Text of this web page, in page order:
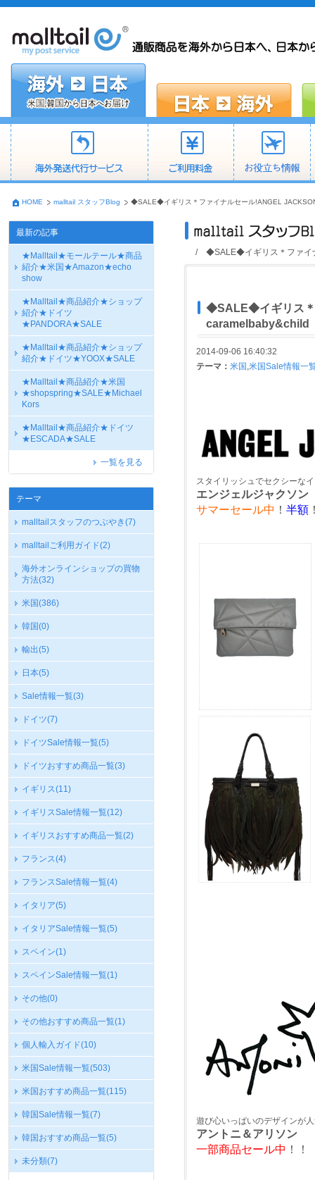
HOME malltail スタッフBlog ◆SALE◆イギリス＊ファイナルセール!ANGEL
最新の記事
★Malltail★モールテール★商品
紹介★米国★Amazon★echo
show
★Malltail★商品紹介★ショップ
紹介★ドイツ
★PANDORA★SALE
★Malltail★商品紹介★ショップ
紹介★ドイツ★YOOX★SALE
★Malltail★商品紹介★米国
★shopspring★SALE★Michael
Kors
★Malltail★商品紹介★ドイツ
★ESCADA★SALE
一覧を見る
テーマ
malltailスタッフのつぶやき(7)
malltailご利用ガイド(2)
海外オンラインショップの買物
方法(32)
米国(386)
韓国(0)
輸出(5)
日本(5)
Sale情報一覧(3)
ドイツ(7)
ドイツSale情報一覧(5)
ドイツおすすめ商品一覧(3)
イギリス(11)
イギリスSale情報一覧(12)
イギリスおすすめ商品一覧(2)
フランス(4)
フランスSale情報一覧(4)
イタリア(5)
イタリアSale情報一覧(5)
スペイン(1)
スペインSale情報一覧(1)
その他(0)
その他おすすめ商品一覧(1)
個人輸入ガイド(10)
米国Sale情報一覧(503)
米国おすすめ商品一覧(115)
韓国Sale情報一覧(7)
韓国おすすめ商品一覧(5)
未分類(7)
/ ◆SALE◆イギリス＊ファイ
◆SALE◆イギリス＊
caramelbaby&child
2014-09-06 16:40:32
テーマ： 米国 ,米国Sale情報一
スタイリッシュでセクシーな
エンジェルジャクソン
サマーセール中 ！ 半額
遊び心いっぱいのデザインが
アントニ＆アリソン
一部商品セール中 ！！